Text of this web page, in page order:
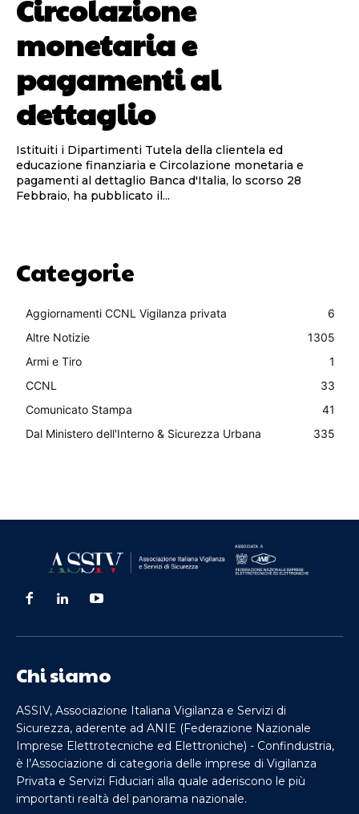
Circolazione
monetaria e
pagamenti al
dettaglio
Istituiti i Dipartimenti Tutela della clientela ed
educazione finanziaria e Circolazione monetaria e
pagamenti al dettaglio Banca d'Italia, lo scorso 28
Febbraio, ha pubblicato il...
Categorie
Aggiornamenti CCNL Vigilanza privata
6
Altre Notizie
1305
Armi e Tiro
1
CCNL
33
Comunicato Stampa
41
Dal Ministero dell'Interno & Sicurezza Urbana
335
Chi siamo
ASSIV, Associazione Italiana Vigilanza e Servizi di
Sicurezza, aderente ad ANIE (Federazione Nazionale
Imprese Elettrotecniche ed Elettroniche) - Confindustria,
è l’Associazione di categoria delle imprese di Vigilanza
Privata e Servizi Fiduciari alla quale aderiscono le più
importanti realtà del panorama nazionale.